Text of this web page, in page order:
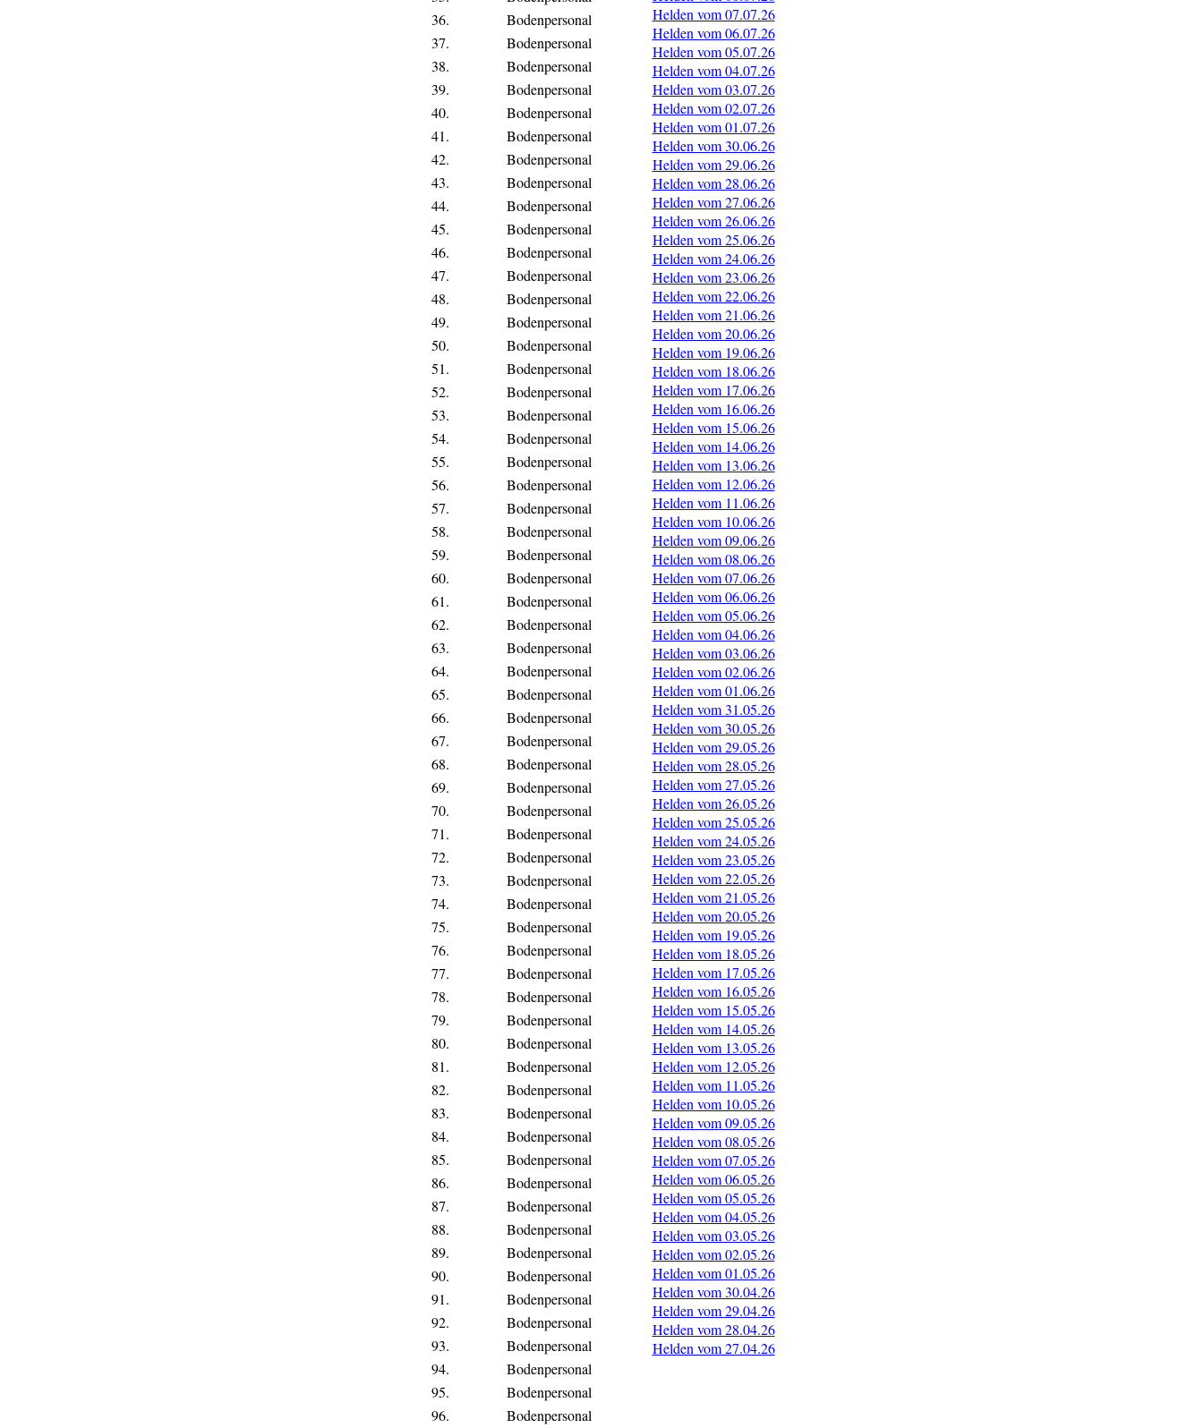
36.
Bodenpersonal
37.
Bodenpersonal
38.
Bodenpersonal
39.
Bodenpersonal
40.
Bodenpersonal
41.
Bodenpersonal
42.
Bodenpersonal
43.
Bodenpersonal
44.
Bodenpersonal
45.
Bodenpersonal
46.
Bodenpersonal
47.
Bodenpersonal
48.
Bodenpersonal
49.
Bodenpersonal
50.
Bodenpersonal
51.
Bodenpersonal
52.
Bodenpersonal
53.
Bodenpersonal
54.
Bodenpersonal
55.
Bodenpersonal
56.
Bodenpersonal
57.
Bodenpersonal
58.
Bodenpersonal
59.
Bodenpersonal
60.
Bodenpersonal
61.
Bodenpersonal
62.
Bodenpersonal
63.
Bodenpersonal
64.
Bodenpersonal
65.
Bodenpersonal
66.
Bodenpersonal
67.
Bodenpersonal
68.
Bodenpersonal
69.
Bodenpersonal
70.
Bodenpersonal
71.
Bodenpersonal
72.
Bodenpersonal
73.
Bodenpersonal
74.
Bodenpersonal
75.
Bodenpersonal
76.
Bodenpersonal
77.
Bodenpersonal
78.
Bodenpersonal
79.
Bodenpersonal
80.
Bodenpersonal
81.
Bodenpersonal
82.
Bodenpersonal
83.
Bodenpersonal
84.
Bodenpersonal
85.
Bodenpersonal
86.
Bodenpersonal
87.
Bodenpersonal
88.
Bodenpersonal
89.
Bodenpersonal
90.
Bodenpersonal
91.
Bodenpersonal
92.
Bodenpersonal
93.
Bodenpersonal
94.
Bodenpersonal
95.
Bodenpersonal
96.
Bodenpersonal
Helden vom 07.07.26
Helden vom 06.07.26
Helden vom 05.07.26
Helden vom 04.07.26
Helden vom 03.07.26
Helden vom 02.07.26
Helden vom 01.07.26
Helden vom 30.06.26
Helden vom 29.06.26
Helden vom 28.06.26
Helden vom 27.06.26
Helden vom 26.06.26
Helden vom 25.06.26
Helden vom 24.06.26
Helden vom 23.06.26
Helden vom 22.06.26
Helden vom 21.06.26
Helden vom 20.06.26
Helden vom 19.06.26
Helden vom 18.06.26
Helden vom 17.06.26
Helden vom 16.06.26
Helden vom 15.06.26
Helden vom 14.06.26
Helden vom 13.06.26
Helden vom 12.06.26
Helden vom 11.06.26
Helden vom 10.06.26
Helden vom 09.06.26
Helden vom 08.06.26
Helden vom 07.06.26
Helden vom 06.06.26
Helden vom 05.06.26
Helden vom 04.06.26
Helden vom 03.06.26
Helden vom 02.06.26
Helden vom 01.06.26
Helden vom 31.05.26
Helden vom 30.05.26
Helden vom 29.05.26
Helden vom 28.05.26
Helden vom 27.05.26
Helden vom 26.05.26
Helden vom 25.05.26
Helden vom 24.05.26
Helden vom 23.05.26
Helden vom 22.05.26
Helden vom 21.05.26
Helden vom 20.05.26
Helden vom 19.05.26
Helden vom 18.05.26
Helden vom 17.05.26
Helden vom 16.05.26
Helden vom 15.05.26
Helden vom 14.05.26
Helden vom 13.05.26
Helden vom 12.05.26
Helden vom 11.05.26
Helden vom 10.05.26
Helden vom 09.05.26
Helden vom 08.05.26
Helden vom 07.05.26
Helden vom 06.05.26
Helden vom 05.05.26
Helden vom 04.05.26
Helden vom 03.05.26
Helden vom 02.05.26
Helden vom 01.05.26
Helden vom 30.04.26
Helden vom 29.04.26
Helden vom 28.04.26
Helden vom 27.04.26